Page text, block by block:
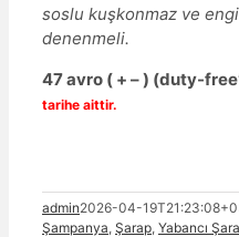
soslu kuşkonmaz ve
denenmeli.
47 avro ( + – ) (duty-
tarihe aittir.
admin2026-04-
Şampanya, Şarap, Yabancı